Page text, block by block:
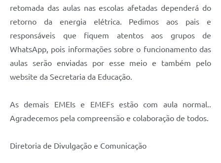
retomada das aulas nas escolas afetadas dependerá do
retorno da energia elétrica. Pedimos aos pais e
responsáveis que fiquem atentos aos grupos de
WhatsApp, pois informações sobre o funcionamento das
aulas serão enviadas por esse meio e também pelo
website da Secretaria da Educação.
As demais EMEIs e EMEFs estão com aula normal..
Agradecemos pela compreensão e colaboração de todos.
Diretoria de Divulgação e Comunicação